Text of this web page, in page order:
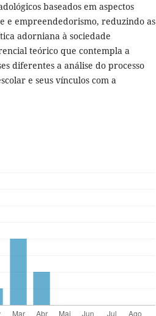
baseados em aspectos
e empreendedorismo, reduzindo as
adorniana à sociedade
teórico que contempla a
diferentes a análise do processo
e seus vínculos com a